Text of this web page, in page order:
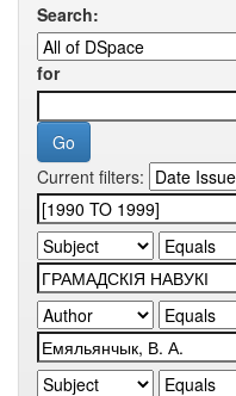
Search:
for
Current filters: